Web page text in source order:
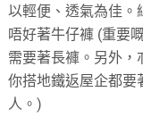
以輕便、透氣為佳。
唔好著牛仔褲 (重要
需要著長褲。另外，
你搭地鐵返屋企都要
人。)